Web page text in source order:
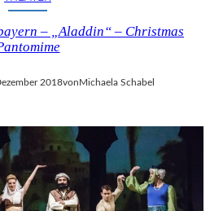
N
–
A
N
N
E
N
– „Aladdin“ – Christmas
2018vonMichaela Schabel